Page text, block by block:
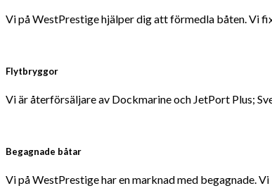
Vi på WestPrestige hjälper dig att förmedla båten. Vi
Flytbryggor
Vi är återförsäljare av Dockmarine och JetPort Plus;
Begagnade båtar
Vi på WestPrestige har en marknad med begagnade.